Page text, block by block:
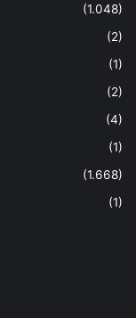
(1.048)
(2)
(1)
(2)
(4)
(1)
(1.668)
(1)